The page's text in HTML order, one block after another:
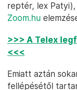
reptér, lex
Zoom.hu
>>> A Telex
<<<
Emiatt aztán
fellépésétől